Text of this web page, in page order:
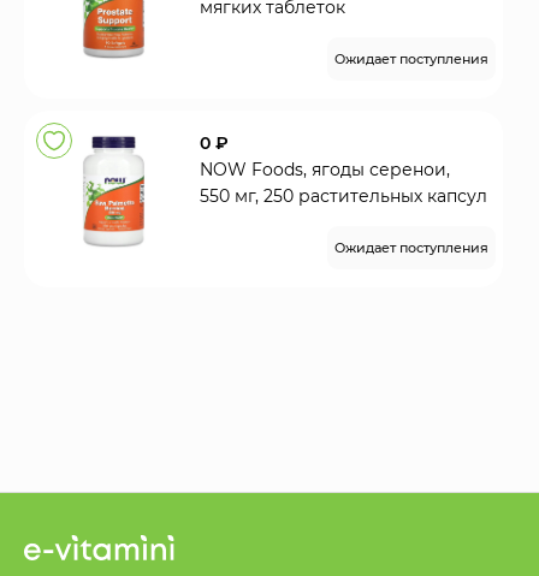
мягких таблеток
Ожидает поступления
0 ₽
NOW Foods, ягоды серенои,
550 мг, 250 растительных капсул
Ожидает поступления